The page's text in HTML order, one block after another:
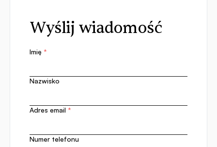
Wyślij wiadomość
Imię *
Nazwisko
Adres email *
Numer telefonu